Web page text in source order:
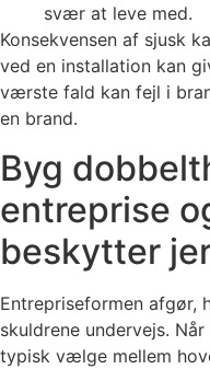
svær at leve med.
Konsekvensen af sjusk
ved en installation kan
værste fald kan fejl i
en brand.
Byg
entreprise
beskytter
Entrepriseformen afgør,
skuldrene undervejs.
typisk vælge mellem